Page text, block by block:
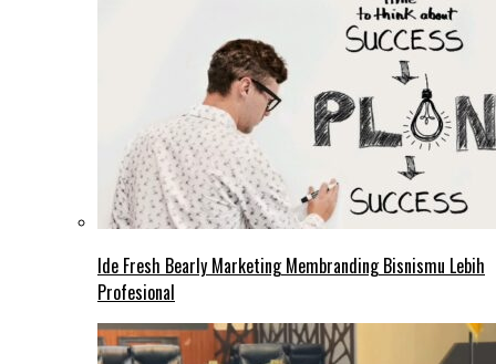
Ide Fresh Bearly Marketing Membranding Bisnismu Lebih
Profesional